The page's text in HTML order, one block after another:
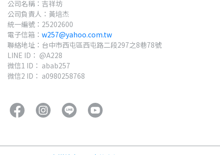
公司名稱：吉祥坊
公司負責人：黃培杰
統一編號：25202600
電子信箱： w257@yahoo.com.tw
聯絡地址：台中市西屯區西屯路二段297之8巷78號
LINE ID： @A228
微信1 ID： abab257
微信2 ID： a0980258768